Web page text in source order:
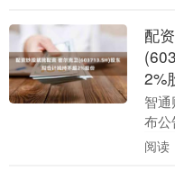
配
2%
智
布公
演
公
阅读